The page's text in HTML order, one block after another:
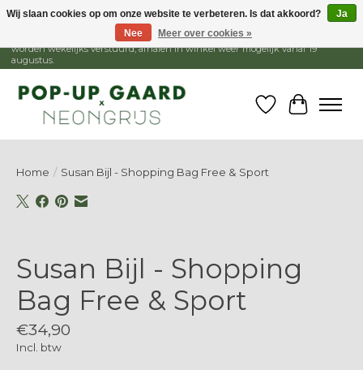
1 - 15 augustus is de winkel gesloten, webshop blijft open. Bestellingen
worden wekelijks verstuurd, afhalen in winkel weer mogelijk vanaf 19
augustus.
Verlanglijst
Home / Susan Bijl - Shopping Bag Free & Sport
Susan Bijl - Shopping
Bag Free & Sport
€34,90
Incl. btw
Wij slaan cookies op om onze website te verbeteren. Is dat akkoord?
Ja
Nee
Meer over cookies »